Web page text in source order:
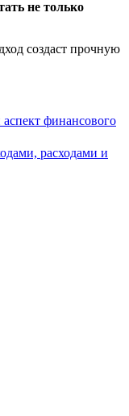
не только
создаст прочную
финансового
расходами и